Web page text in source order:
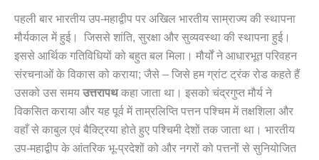
पहली बार भारतीय उप-महाद्वीप पर अखिल भारतीय साम्राज्य की स्थापना
मौर्यकाल में हुई। जिससे शांति, सुरक्षा और सुव्यवस्था की स्थापना हुई।
इससे आर्थिक गतिविधियों को बहुत बल मिला। मौर्यों ने आधारभूत परिवहन
संरचनाओं के विकास को कराया; जैसे – जिसे हम ग्रांट ट्रंक रोड कहते हैं
उसको उस समय उत्तरापथकहा जाता था। इसको चंद्रगुप्त मौर्य ने
विकसित कराया और यह पूर्व में ताम्रलिप्ति पत्तन पश्चिम में तक्षशिला और
वहाँ से काबुल एवं बैक्ट्रिया होते हुए पश्चिमी देशों तक जाता था। भारतीय
उप-महाद्वीप के आंतरिक भू-प्रदेशों को और नगरों को पत्तनों से सुनियोजित